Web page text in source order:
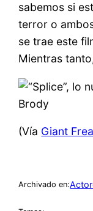
sabemos si
terror o
se trae este
Mientras
(Vía Giant
Archivado en: